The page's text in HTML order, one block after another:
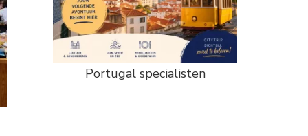
Portugal specialisten